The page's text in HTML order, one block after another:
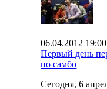
06.04.2012 19:00
Первый день
по самбо
Сегодня, 6